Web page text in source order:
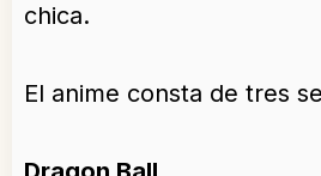
chica.
El anime consta de tres